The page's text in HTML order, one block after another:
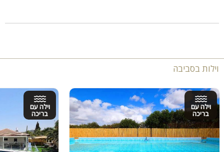
וילות בסביבה
וילה עם
בריכה
וילה עם
בריכה